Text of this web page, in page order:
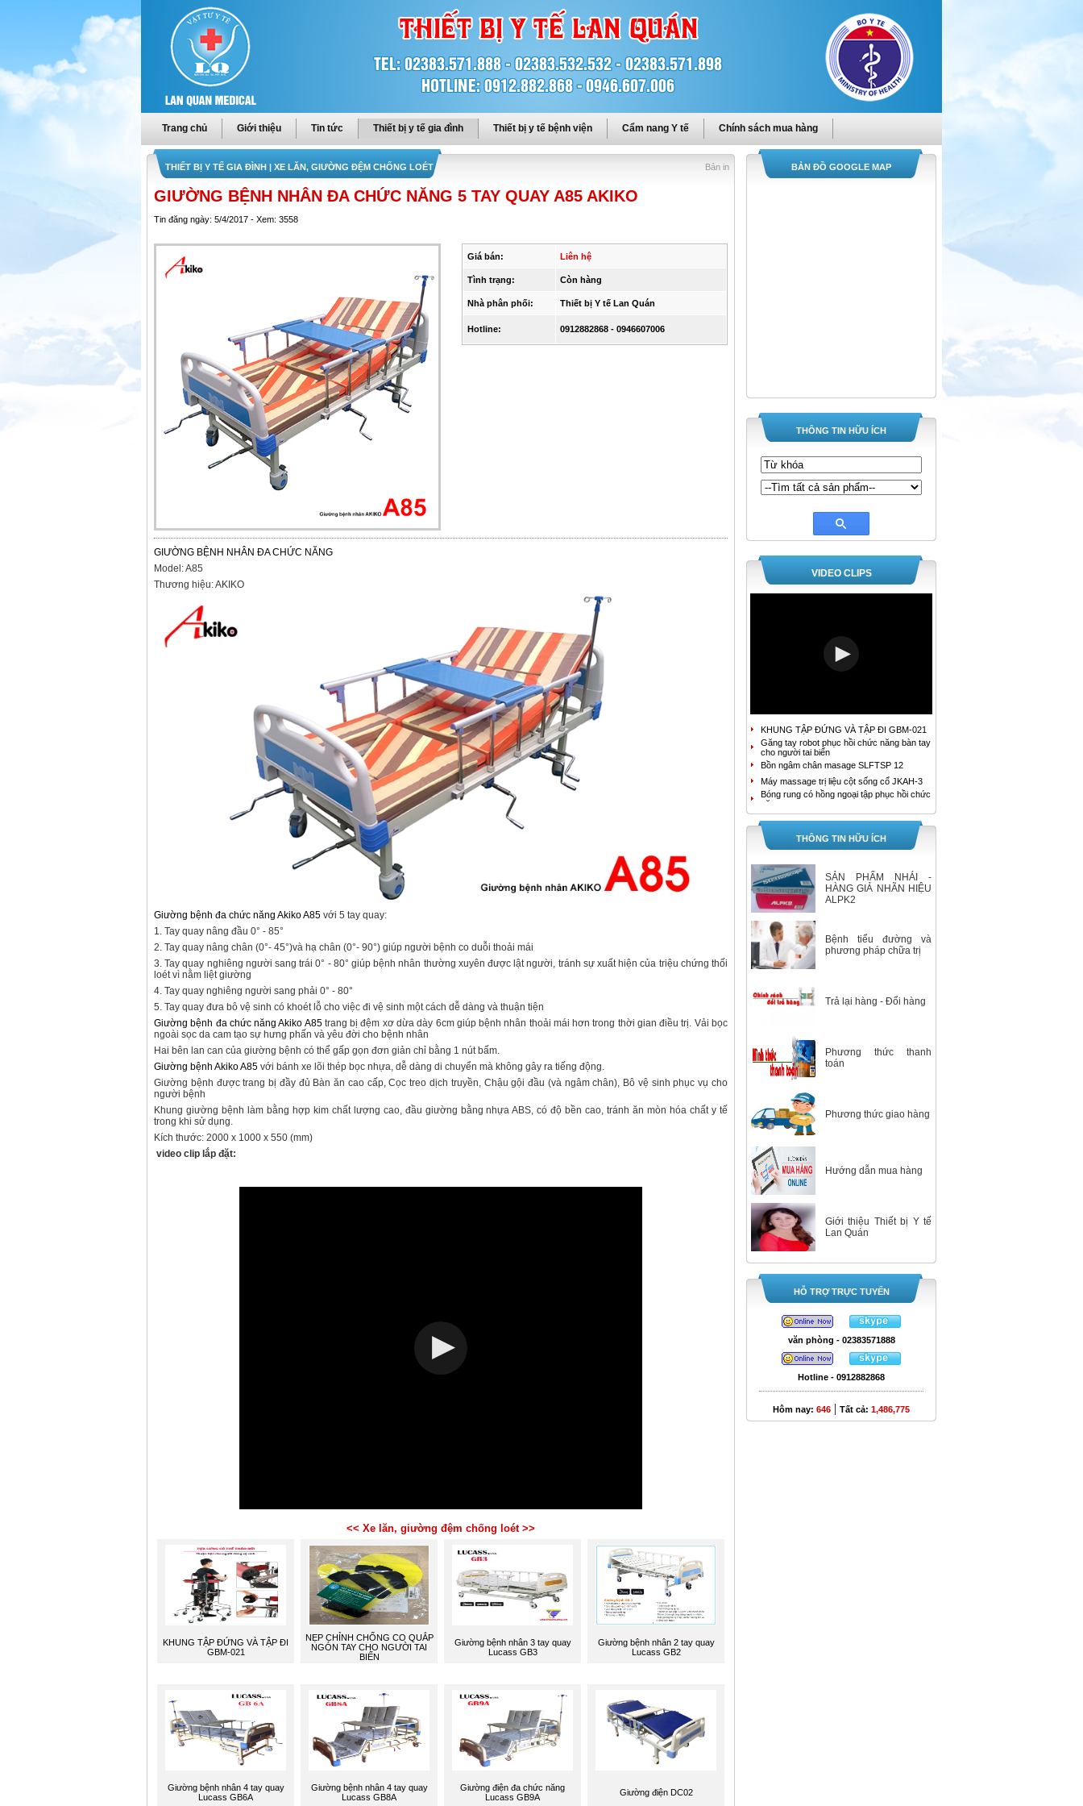
Trang chủ Giới thiệu Tin tức Thiết bị y tế gia đình Thiết bị y tế bệnh viện Cẩm nang Y tế Chính sách mua hàng
THIẾT BỊ Y TẾ GIA ĐÌNH | XE LĂN, GIƯỜNG ĐỆM CHỐNG LOÉT Bản in
GIƯỜNG BỆNH NHÂN ĐA CHỨC NĂNG 5 TAY QUAY A85 AKIKO
Tin đăng ngày: 5/4/2017 - Xem: 3558
Giá bán: Liên hệ
Tình trạng: Còn hàng
Nhà phân phối: Thiết bị Y tế Lan Quán
Hotline: 0912882868 - 0946607006
GIƯỜNG BỆNH NHÂN ĐA CHỨC NĂNG
Model: A85
Thương hiệu: AKIKO
Giường bệnh đa chức năng Akiko A85 với 5 tay quay:
1. Tay quay nâng đầu 0° - 85°
2. Tay quay nâng chân (0°- 45°)và hạ chân (0°- 90°) giúp người bệnh co duỗi thoải mái
3. Tay quay nghiêng người sang trái 0° - 80° giúp bệnh nhân thường xuyên được lật người, tránh sự xuất hiện của triệu chứng thối
loét vì nằm liệt giường
4. Tay quay nghiêng người sang phải 0° - 80°
5. Tay quay đưa bô vệ sinh có khoét lỗ cho việc đi vệ sinh một cách dễ dàng và thuận tiện
Giường bệnh đa chức năng Akiko A85trang bị đệm xơ dừa dày 6cm giúp bệnh nhân thoải mái hơn trong thời gian điều trị. Vải bọc
ngoài sọc da cam tạo sự hưng phấn và yêu đời cho bệnh nhân
Hai bên lan can của giường bệnh có thể gấp gọn đơn giản chỉ bằng 1 nút bấm.
Giường bệnh Akiko A85 với bánh xe lõi thép bọc nhựa, dễ dàng di chuyển mà không gây ra tiếng động.
Giường bệnh được trang bị đầy đủ Bàn ăn cao cấp, Cọc treo dịch truyền, Chậu gội đầu (và ngâm chân), Bô vệ sinh phục vụ cho
người bệnh
Khung giường bệnh làm bằng hợp kim chất lượng cao, đầu giường bằng nhựa ABS, có độ bền cao, tránh ăn mòn hóa chất y tế
trong khi sử dụng.
Kích thước: 2000 x 1000 x 550 (mm)
video clip lắp đặt:
<< Xe lăn, giường đệm chống loét >>
KHUNG TẬP ĐỨNG VÀ TẬP ĐI
GBM-021
NẸP CHỈNH CHỐNG CO QUẮP
NGÓN TAY CHO NGƯỜI TAI
BIẾN
Giường bệnh nhân 3 tay quay
Lucass GB3
Giường bệnh nhân 2 tay quay
Lucass GB2
Giường bệnh nhân 4 tay quay
Lucass GB6A
Giường bệnh nhân 4 tay quay
Lucass GB8A
Giường điện đa chức năng
Lucass GB9A
Giường điện DC02
BẢN ĐỒ GOOGLE MAP
THÔNG TIN HỮU ÍCH
VIDEO CLIPS
KHUNG TẬP ĐỨNG VÀ TẬP ĐI GBM-021
Găng tay robot phục hồi chức năng bàn tay
cho người tai biến
Bồn ngâm chân masage SLFTSP 12
Máy massage trị liệu cột sống cổ JKAH-3
Bóng rung có hồng ngoại tập phục hồi chức
năng tay
MÁY MASSAGE TRỊ LIỆU ĐAU LƯNG
JKAH-2
Bồn ngâm chân cao cấp HoMedics FB-650
Bồn ngâm chân con lăn kép tự động
Máy tạo oxy YUWELL 9F-3B
Máy tạo oxy YUWELL 9F-3AW
Máy hút dịch 1 bình Yuwell 7E-A
Instant
Máy tạo oxy 3 lít 7F-3E Yuwell
Máy tạo oxy 5 lít/ phút Yuwell 7F-5
Nhiệt Kế Ẩm Kế Tự Ghi Elitech RC-4HC
Giường đa chức năng 2 tay quay
XE LĂN ĐIỆN A95 AKIKO
TAY QUAY A85 AKIKO
GIƯỜNG BỆNH NHÂN ĐA CHỨC NĂNG 3
TAY QUAY A83 AKIKO
THÔNG TIN HỮU ÍCH
SẢN PHẨM NHÁI -
HÀNG GIẢ NHÃN HIỆU
ALPK2
Bệnh tiểu đường và
phương pháp chữa trị
Trả lại hàng - Đổi hàng
Phương thức thanh
toán
Phương thức giao hàng
Hướng dẫn mua hàng
Giới thiệu Thiết bị Y tế
Lan Quán
HỖ TRỢ TRỰC TUYẾN
văn phòng - 02383571888
Hotline - 0912882868
Hôm nay: 646 | Tất cả: 1,486,775